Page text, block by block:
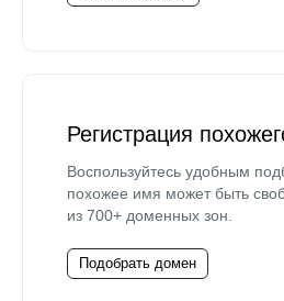
Регистрация
Воспользуйтесь удобным
похожее имя может быть
из 700+ доменных зон.
Подобрать домен